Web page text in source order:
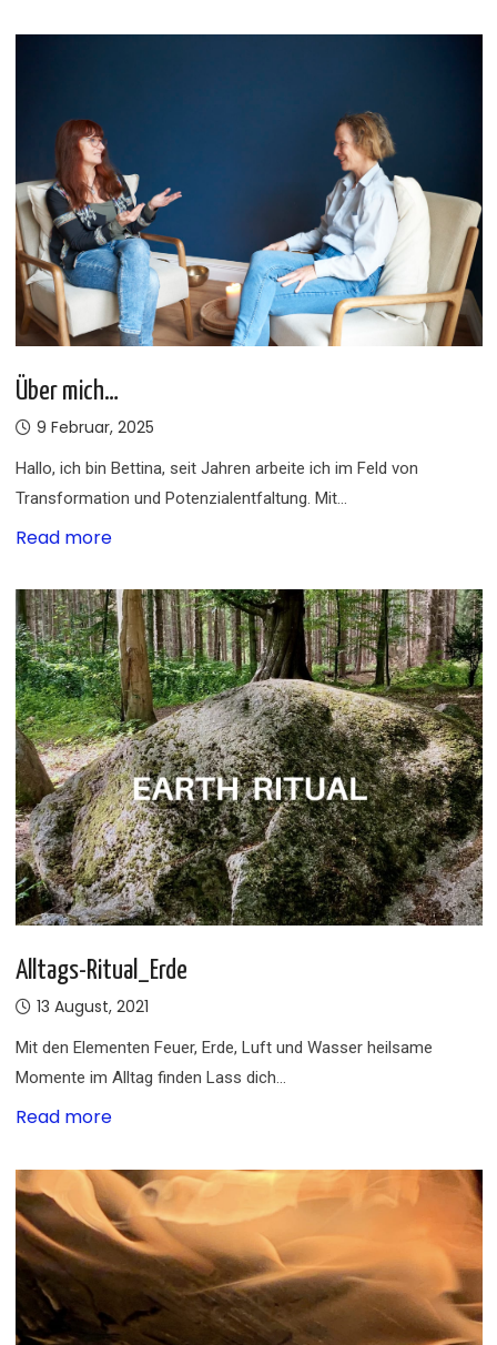
Über mich…
9 Februar, 2025
Hallo, ich bin Bettina, seit Jahren arbeite ich im Feld von
Transformation und Potenzialentfaltung. Mit…
Read more
Alltags-Ritual_Erde
13 August, 2021
Mit den Elementen Feuer, Erde, Luft und Wasser heilsame
Momente im Alltag finden Lass dich…
Read more